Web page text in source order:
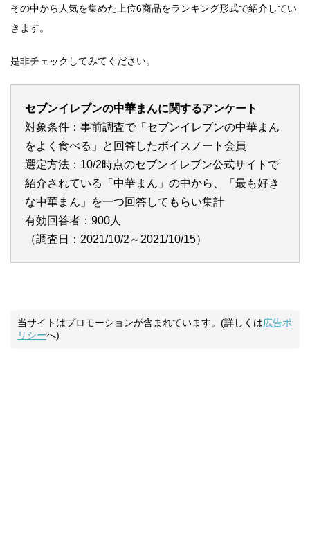
その中から人気を集めた上位6商品をランキング形式で紹介してい
きます。
是非チェックしてみてください。
セブンイレブンの中華まんに関するアンケート
対象条件：事前調査で「セブンイレブンの中華まん
をよく食べる」と回答したボイスノート会員
選定方法：10/2時点のセブンイレブン公式サイトで
紹介されている「中華まん」の中から、「最も好き
な中華まん」を一つ回答してもらい集計
有効回答者：900人
（調査日：2021/10/2～2021/10/15）
当サイトはプロモーションが含まれています。(詳しくは広告ポ
リシーへ)